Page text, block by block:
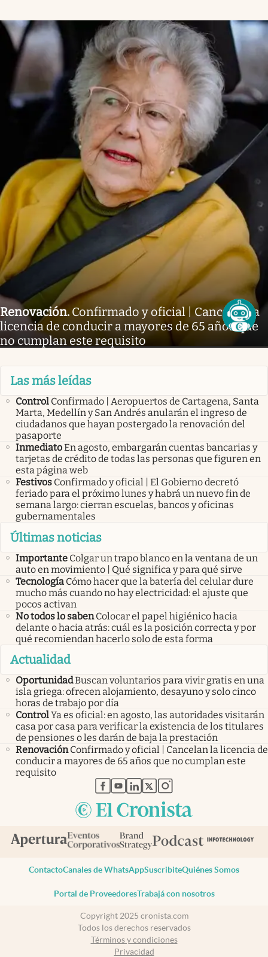
Renovación. Confirmado y oficial | Cancelan la
licencia de conducir a mayores de 65 años que
no cumplan este requisito
Las más leídas
Control Confirmado | Aeropuertos de Cartagena, Santa
Marta, Medellín y San Andrés anularán el ingreso de
ciudadanos que hayan postergado la renovación del
pasaporte
InmediatoEn agosto, embargarán cuentas bancarias y
tarjetas de crédito de todas las personas que figuren en
esta página web
Festivos Confirmado y oficial | El Gobierno decretó
feriado para el próximo lunes y habrá un nuevo fin de
semana largo: cierran escuelas, bancos y oficinas
gubernamentales
Últimas noticias
Importante Colgar un trapo blanco en la ventana de un
auto en movimiento | Qué significa y para qué sirve
Tecnología Cómo hacer que la batería del celular dure
mucho más cuando no hay electricidad: el ajuste que
pocos activan
No todos lo saben Colocar el papel higiénico hacia
delante o hacia atrás: cuál es la posición correcta y por
qué recomiendan hacerlo solo de esta forma
Actualidad
OportunidadBuscan voluntarios para vivir gratis en una
isla griega: ofrecen alojamiento, desayuno y solo cinco
horas de trabajo por día
ControlYa es oficial: en agosto, las autoridades visitarán
casa por casa para verificar la existencia de los titulares
de pensiones o les darán de baja la prestación
Renovación Confirmado y oficial | Cancelan la licencia de
conducir a mayores de 65 años que no cumplan este
requisito
abre en nueva pestaña
abre en nueva pestaña
abre en nueva pestaña
abre en nueva pestaña
abre en nueva pestaña
ContactoCanales de WhatsAppSuscribiteQuiénes Somos
Portal de ProveedoresTrabajá con nosotros
Copyright 2025 cronista.com
Todos los derechos reservados
Términos y condiciones
Privacidad